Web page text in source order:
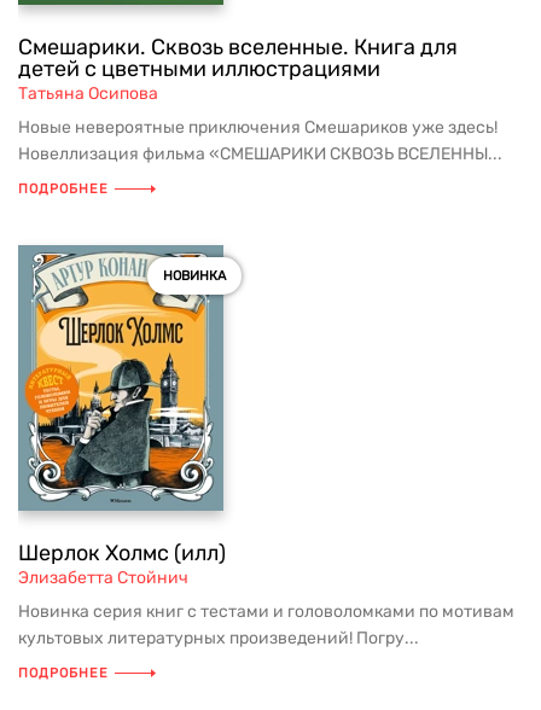
Смешарики. Сквозь вселенные. Книга для
детей с цветными иллюстрациями
Татьяна Осипова
Новые невероятные приключения Смешариков уже здесь!
Новеллизация фильма «СМЕШАРИКИ СКВОЗЬ ВСЕЛЕННЫ...
ПОДРОБНЕЕ
НОВИНКА
Шерлок Холмс (илл)
Элизабетта Стойнич
Новинка серия книг с тестами и головоломками по мотивам
культовых литературных произведений! Погру...
ПОДРОБНЕЕ